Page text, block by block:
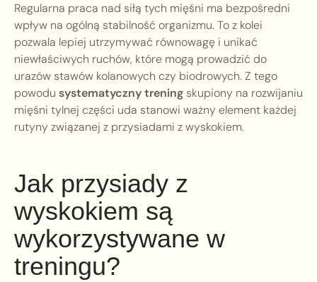
Regularna praca nad siłą tych mięśni ma bezpośredni
wpływ na ogólną stabilność organizmu. To z kolei
pozwala lepiej utrzymywać równowagę i unikać
niewłaściwych ruchów, które mogą prowadzić do
urazów stawów kolanowych czy biodrowych. Z tego
powodu systematyczny trening skupiony na rozwijaniu
mięśni tylnej części uda stanowi ważny element każdej
rutyny związanej z przysiadami z wyskokiem.
Jak przysiady z
wyskokiem są
wykorzystywane w
treningu?